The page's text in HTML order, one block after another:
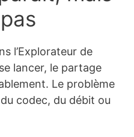
l’Explorateur de
lancer, le partage
Le problème
codec, du débit ou